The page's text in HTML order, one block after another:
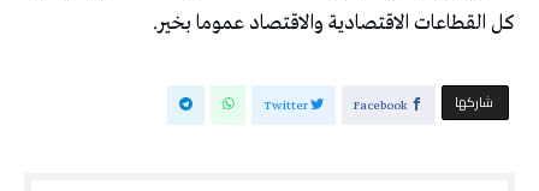
كل القطاعات الاقتصادية والاقتصاد عموما بخير.
‫‫ شاركها‬ Facebook
Twitter